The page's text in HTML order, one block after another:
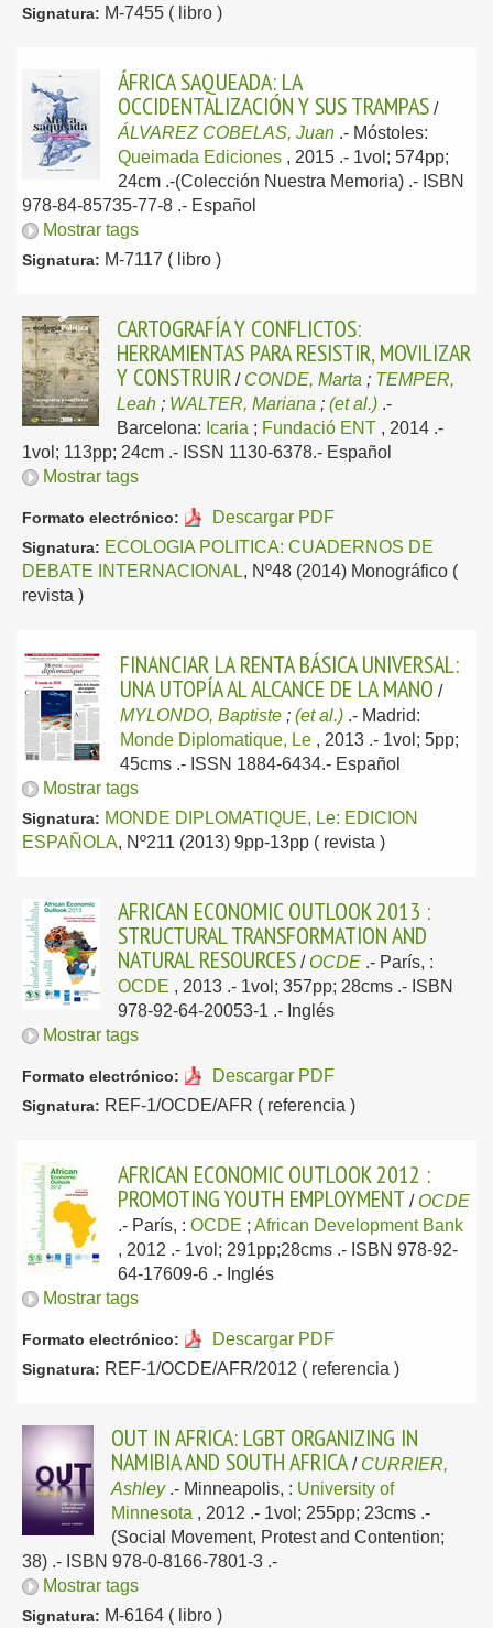
Signatura: M-7455 ( libro )
ÁFRICA SAQUEADA: LA
OCCIDENTALIZACIÓN Y SUS TRAMPAS /
ÁLVAREZ COBELAS, Juan .- Móstoles:
Queimada Ediciones , 2015 .- 1vol; 574pp;
24cm .-(Colección Nuestra Memoria) .- ISBN
978-84-85735-77-8 .- Español
Mostrar tags
Signatura: M-7117 ( libro )
CARTOGRAFÍA Y CONFLICTOS:
HERRAMIENTAS PARA RESISTIR, MOVILIZAR
Y CONSTRUIR / CONDE, Marta ; TEMPER,
Leah ; WALTER, Mariana ; (et al.) .-
Barcelona: Icaria ; Fundació ENT , 2014 .-
1vol; 113pp; 24cm .- ISSN 1130-6378.- Español
Mostrar tags
Formato electrónico: Descargar PDF
Signatura: ECOLOGIA POLITICA: CUADERNOS DE
DEBATE INTERNACIONAL, Nº48 (2014) Monográfico (
revista )
FINANCIAR LA RENTA BÁSICA UNIVERSAL:
UNA UTOPÍA AL ALCANCE DE LA MANO /
MYLONDO, Baptiste ; (et al.) .- Madrid:
Monde Diplomatique, Le , 2013 .- 1vol; 5pp;
45cms .- ISSN 1884-6434.- Español
Mostrar tags
Signatura: MONDE DIPLOMATIQUE, Le: EDICION
ESPAÑOLA, Nº211 (2013) 9pp-13pp ( revista )
AFRICAN ECONOMIC OUTLOOK 2013 :
STRUCTURAL TRANSFORMATION AND
NATURAL RESOURCES / OCDE .- París, :
OCDE , 2013 .- 1vol; 357pp; 28cms .- ISBN
978-92-64-20053-1 .- Inglés
Mostrar tags
Formato electrónico: Descargar PDF
Signatura: REF-1/OCDE/AFR ( referencia )
AFRICAN ECONOMIC OUTLOOK 2012 :
PROMOTING YOUTH EMPLOYMENT / OCDE
.- París, : OCDE ; African Development Bank
, 2012 .- 1vol; 291pp;28cms .- ISBN 978-92-
64-17609-6 .- Inglés
Mostrar tags
Formato electrónico: Descargar PDF
Signatura: REF-1/OCDE/AFR/2012 ( referencia )
OUT IN AFRICA: LGBT ORGANIZING IN
NAMIBIA AND SOUTH AFRICA / CURRIER,
Ashley .- Minneapolis, : University of
Minnesota , 2012 .- 1vol; 255pp; 23cms .-
(Social Movement, Protest and Contention;
38) .- ISBN 978-0-8166-7801-3 .-
Mostrar tags
Signatura: M-6164 ( libro )